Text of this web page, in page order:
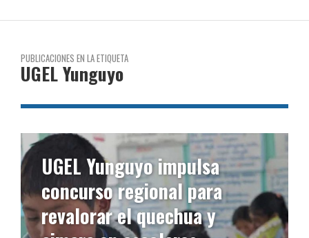
PUBLICACIONES EN LA ETIQUETA
UGEL Yunguyo
UGEL Yunguyo impulsa
concurso regional para
revalorar el quechua y